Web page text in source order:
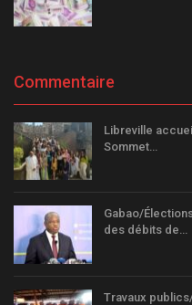
Commentaire
Libreville
Sommet…
Gabao/
des débits de…
Travaux